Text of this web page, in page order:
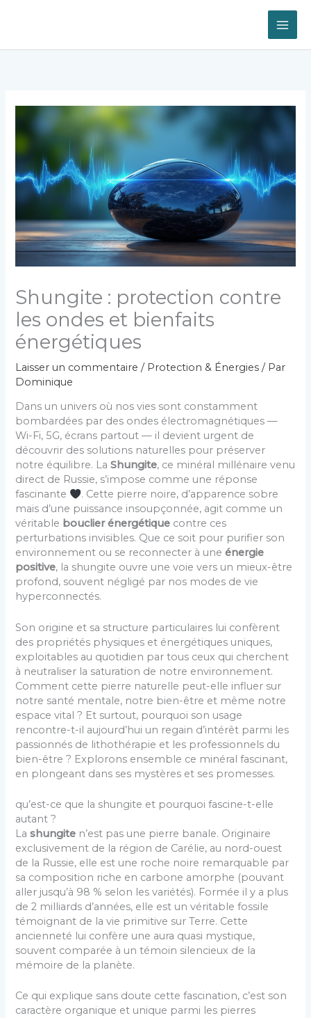
Shungite : protection contre
les ondes et bienfaits
énergétiques
Laisser un commentaire / Protection & Énergies / Par
Dominique
Dans un univers où nos vies sont constamment
bombardées par des ondes électromagnétiques —
Wi-Fi, 5G, écrans partout — il devient urgent de
découvrir des solutions naturelles pour préserver
notre équilibre. LaShungite, ce minéral millénaire venu
direct de Russie, s’impose comme une réponse
fascinante
. Cette pierre noire, d’apparence sobre
mais d’une puissance insoupçonnée, agit comme un
véritable bouclier énergétique contre ces
perturbations invisibles. Que ce soit pour purifier son
environnement ou se reconnecter à uneénergie
positive, la shungite ouvre une voie vers un mieux-être
profond, souvent négligé par nos modes de vie
hyperconnectés.
Son origine et sa structure particulaires lui confèrent
des propriétés physiques et énergétiques uniques,
exploitables au quotidien par tous ceux qui cherchent
à neutraliser la saturation de notre environnement.
Comment cette pierre naturelle peut-elle influer sur
notre santé mentale, notre bien-être et même notre
espace vital ? Et surtout, pourquoi son usage
rencontre-t-il aujourd’hui un regain d’intérêt parmi les
passionnés de lithothérapie et les professionnels du
bien-être ? Explorons ensemble ce minéral fascinant,
en plongeant dans ses mystères et ses promesses.
qu’est-ce que la shungite et pourquoi fascine-t-elle
autant ?
Lashungite n’est pas une pierre banale. Originaire
exclusivement de la région de Carélie, au nord-ouest
de la Russie, elle est une roche noire remarquable par
sa composition riche en carbone amorphe (pouvant
aller jusqu’à 98 % selon les variétés). Formée il y a plus
de 2 milliards d’années, elle est un véritable fossile
témoignant de la vie primitive sur Terre. Cette
ancienneté lui confère une aura quasi mystique,
souvent comparée à un témoin silencieux de la
mémoire de la planète.
Ce qui explique sans doute cette fascination, c’est son
caractère organique et unique parmi les pierres